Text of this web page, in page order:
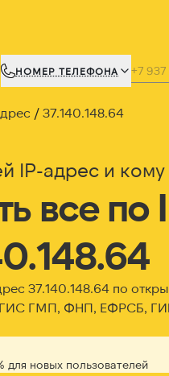
НОМЕР ТЕЛЕФОНА
37.140.148.64
IP-адрес и
все по
37.140.148.64 по
ГМП, ФНП, ЕФРСБ,
для новых пользователей